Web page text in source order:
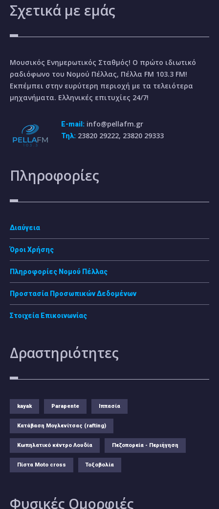
Σχετικά με εμάς
Μουσικός Ενημερωτικός Σταθμός! Ο πρώτο ιδιωτικό
ραδιόφωνο του Νομού Πέλλας, Πέλλα FM 103.3 FM!
Εκπέμπει στην ευρύτερη περιοχή με τα τελειότερα
μηχανήματα. Ελληνικές επιτυχίες 24/7!
E-mail: info@pellafm.gr
Τηλ: 23820 29222, 23820 29333
Πληροφορίες
Διαύγεια
Όροι Χρήσης
Πληροφορίες Νομού Πέλλας
Προστασία Προσωπικών Δεδομένων
Στοιχεία Επικοινωνίας
Δραστηριότητες
kayak Parapente Ιππασία
Κατάβαση Μογλενίτσας (rafting)
Κωπηλατικό κέντρο Λουδία Πεζοπορεία - Περιήγηση
Πίστα Moto cross Τοξοβολία
Φυσικές Ομορφιές